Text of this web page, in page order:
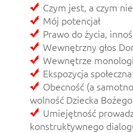
Czym jest, a czym
Mój potencjał
Prawo do życia,
Wewnętrzny głos
Wewnętrze
Ekspozycja
Obecność (a
wolność Dziecka Bożego
Umiejętność
konstruktywnego